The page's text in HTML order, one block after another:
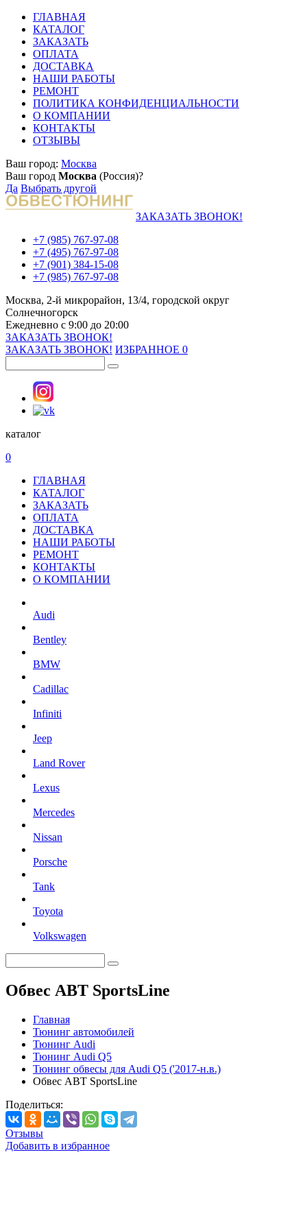
ГЛАВНАЯ
КАТАЛОГ
ЗАКАЗАТЬ
ОПЛАТА
ДОСТАВКА
НАШИ РАБОТЫ
РЕМОНТ
ПОЛИТИКА КОНФИДЕНЦИАЛЬНОСТИ
О КОМПАНИИ
КОНТАКТЫ
ОТЗЫВЫ
Ваш город: Москва
Ваш город Москва (Россия)?
Да Выбрать другой
ЗАКАЗАТЬ ЗВОНОК!
+7 (985) 767-97-08
+7 (495) 767-97-08
+7 (901) 384-15-08
+7 (985) 767-97-08
Москва, 2-й микрорайон, 13/4, городской округ
Солнечногорск
Ежедневно с 9:00 до 20:00
ЗАКАЗАТЬ ЗВОНОК!
ЗАКАЗАТЬ ЗВОНОК! ИЗБРАННОЕ 0
каталог
0
ГЛАВНАЯ
КАТАЛОГ
ЗАКАЗАТЬ
ОПЛАТА
ДОСТАВКА
НАШИ РАБОТЫ
РЕМОНТ
КОНТАКТЫ
О КОМПАНИИ
Audi
Bentley
BMW
Cadillac
Infiniti
Jeep
Land Rover
Lexus
Mercedes
Nissan
Porsche
Tank
Toyota
Volkswagen
Обвес ABT SportsLine
Главная
Тюнинг автомобилей
Тюнинг Audi
Тюнинг Audi Q5
Тюнинг обвесы для Audi Q5 ('2017-н.в.)
Обвес ABT SportsLine
Поделиться:
Отзывы
Добавить в избранное